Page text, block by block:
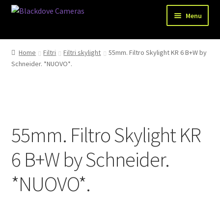
Vai
Vai
Menu
Chi siamo
Shop
Recesso
Privacy Policy
Home Filtri Filtri skylight
55mm. Filtro Skylight KR 6 B+W by
Schneider. *NUOVO*.
55mm. Filtro Skylight KR
6 B+W by Schneider.
*NUOVO*.